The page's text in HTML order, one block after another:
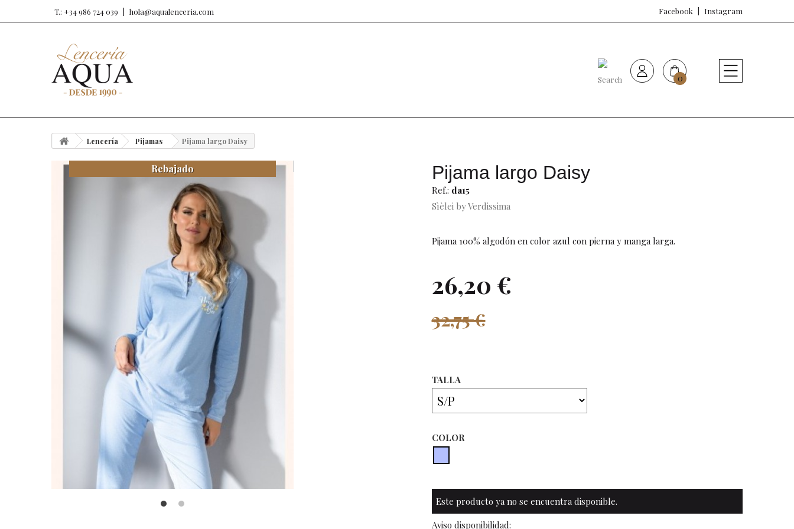
T.: +34 986 724 039 hola@aqualenceria.com Facebook Instagram
0
Sujetadores
Baño de mujer
Ortopedia
Lencería Pijamas Pijama largo Daisy
Pijama largo Daisy
Ref.: da15
Sìèlei by Verdissima
Pijama 100% algodón en color azul con pierna y manga larga.
Rebajado
26,20 €
32,75 €
TALLA
COLOR
Este producto ya no se encuentra disponible.
Aviso disponibilidad: